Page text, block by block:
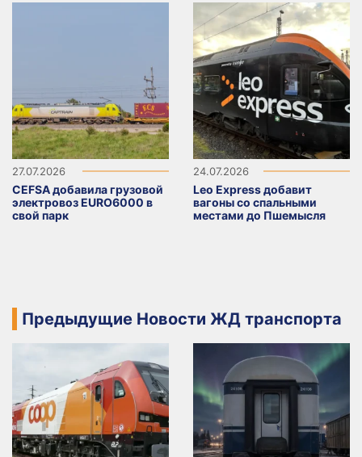
27.07.2026
CEFSA добавила грузовой
электровоз EURO6000 в
свой парк
24.07.2026
Leo Express добавит
вагоны со спальными
местами до Пшемысля
Предыдущие Новости ЖД транспорта